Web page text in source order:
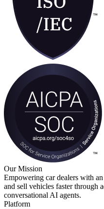
Our Mission
Empowering car dealers with
and sell vehicles faster through
conversational AI agents.
Platform